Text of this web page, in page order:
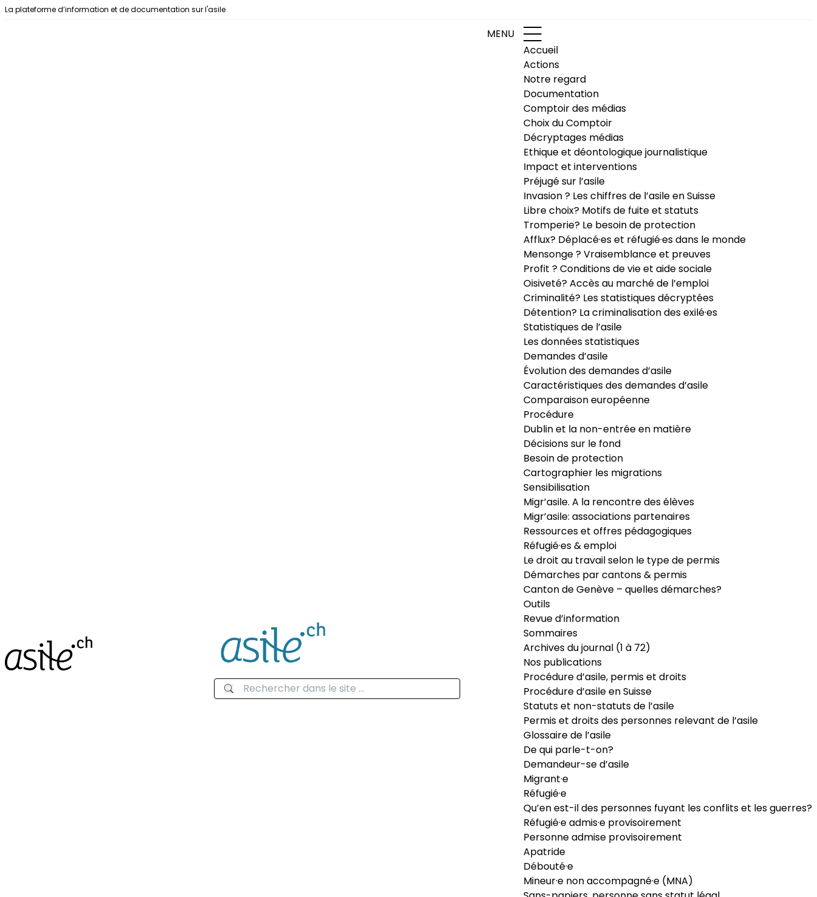
Aller au contenu
La plateforme d’information et de documentation sur l'asile
MENU
Accueil
Actions
Notre regard
Documentation
Comptoir des médias
Choix du Comptoir
Décryptages médias
Ethique et déontologique journalistique
Impact et interventions
Préjugé sur l’asile
Invasion ? Les chiffres de l’asile en Suisse
Libre choix? Motifs de fuite et statuts
Tromperie? Le besoin de protection
Afflux? Déplacé·es et réfugié·es dans le monde
Mensonge ? Vraisemblance et preuves
Profit ? Conditions de vie et aide sociale
Oisiveté? Accès au marché de l’emploi
Criminalité? Les statistiques décryptées
Détention? La criminalisation des exilé·es
Statistiques de l’asile
Les données statistiques
Demandes d’asile
Évolution des demandes d’asile
Caractéristiques des demandes d’asile
Comparaison européenne
Procédure
Dublin et la non-entrée en matière
Décisions sur le fond
Besoin de protection
Cartographier les migrations
Sensibilisation
Migr’asile. A la rencontre des élèves
Migr’asile: associations partenaires
Ressources et offres pédagogiques
Réfugié·es & emploi
Le droit au travail selon le type de permis
Démarches par cantons & permis
Canton de Genève – quelles démarches?
Outils
Revue d’information
Sommaires
Archives du journal (1 à 72)
Nos publications
Procédure d’asile, permis et droits
Procédure d’asile en Suisse
Statuts et non-statuts de l’asile
Permis et droits des personnes relevant de l’asile
Glossaire de l’asile
De qui parle-t-on?
Demandeur-se d’asile
Migrant·e
Réfugié·e
Qu’en est-il des personnes fuyant les conflits et les guerres?
Réfugié·e admis·e provisoirement
Personne admise provisoirement
Apatride
Débouté·e
Mineur·e non accompagné·e (MNA)